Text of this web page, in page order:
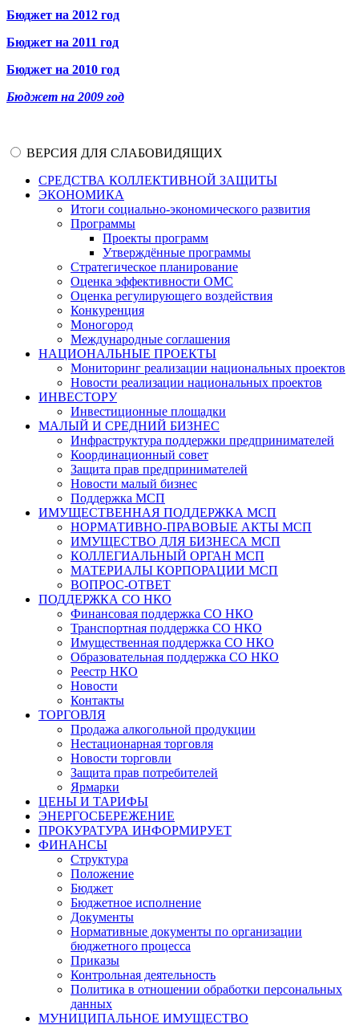
Бюджет на 2012 год
Бюджет на 2011 год
Бюджет на 2010 год
Бюджет на 2009 год
ВЕРСИЯ ДЛЯ СЛАБОВИДЯЩИХ
СРЕДСТВА КОЛЛЕКТИВНОЙ ЗАЩИТЫ
ЭКОНОМИКА
Итоги социально-экономического развития
Программы
Проекты программ
Утверждённые программы
Стратегическое планирование
Оценка эффективности ОМС
Оценка регулирующего воздействия
Конкуренция
Моногород
Международные соглашения
НАЦИОНАЛЬНЫЕ ПРОЕКТЫ
Мониторинг реализации национальных проектов
Новости реализации национальных проектов
ИНВЕСТОРУ
Инвестиционные площадки
МАЛЫЙ И СРЕДНИЙ БИЗНЕС
Инфраструктура поддержки предпринимателей
Координационный совет
Защита прав предпринимателей
Новости малый бизнес
Поддержка МСП
ИМУЩЕСТВЕННАЯ ПОДДЕРЖКА МСП
НОРМАТИВНО-ПРАВОВЫЕ АКТЫ МСП
ИМУЩЕСТВО ДЛЯ БИЗНЕСА МСП
КОЛЛЕГИАЛЬНЫЙ ОРГАН МСП
МАТЕРИАЛЫ КОРПОРАЦИИ МСП
ВОПРОС-ОТВЕТ
ПОДДЕРЖКА СО НКО
Финансовая поддержка СО НКО
Транспортная поддержка СО НКО
Имущественная поддержка СО НКО
Образовательная поддержка СО НКО
Реестр НКО
Новости
Контакты
ТОРГОВЛЯ
Продажа алкогольной продукции
Нестационарная торговля
Новости торговли
Защита прав потребителей
Ярмарки
ЦЕНЫ И ТАРИФЫ
ЭНЕРГОСБЕРЕЖЕНИЕ
ПРОКУРАТУРА ИНФОРМИРУЕТ
ФИНАНСЫ
Структура
Положение
Бюджет
Бюджетное исполнение
Документы
Нормативные документы по организации
бюджетного процесса
Приказы
Контрольная деятельность
Политика в отношении обработки персональных
данных
МУНИЦИПАЛЬНОЕ ИМУЩЕСТВО